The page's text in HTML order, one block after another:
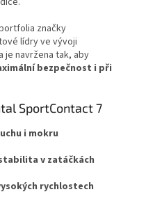
značky
lídry ve vývoji
je navržena tak, aby
bezpečnost i při
SportContact 7
i mokru
v zatáčkách
rychlostech